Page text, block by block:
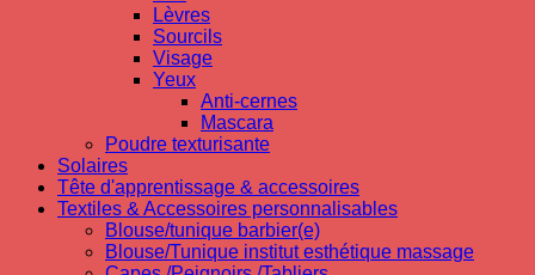
Lèvres
Sourcils
Visage
Yeux
Anti-cernes
Mascara
Poudre texturisante
Solaires
Tête d'apprentissage & accessoires
Textiles & Accessoires personnalisables
Blouse/tunique barbier(e)
Blouse/Tunique institut esthétique massage